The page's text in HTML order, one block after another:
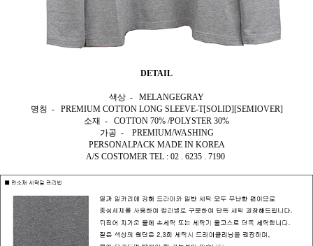
DETAIL
색상 - MELANGEGRAY
명칭 - PREMIUM COTTON LONG SLEEVE-T[SOLID][SEMIOVER]
소재 - COTTON 70% /POLYSTER 30%
가공 - PREMIUM/WASHING
PERSONALPACK MADE IN KOREA
A/S COSTOMER TEL : 02 . 6235 . 7190